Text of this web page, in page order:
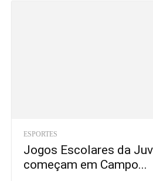
ESPORTES
Jogos Escolares da
começam em Campo...